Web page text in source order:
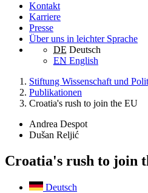
Kontakt
Karriere
Presse
Über uns in leichter Sprache
DE Deutsch
EN English
Stiftung Wissenschaft und
Publikationen
Croatia's rush to join the EU
Andrea Despot
Dušan Reljić
Croatia's rush to join
Deutsch